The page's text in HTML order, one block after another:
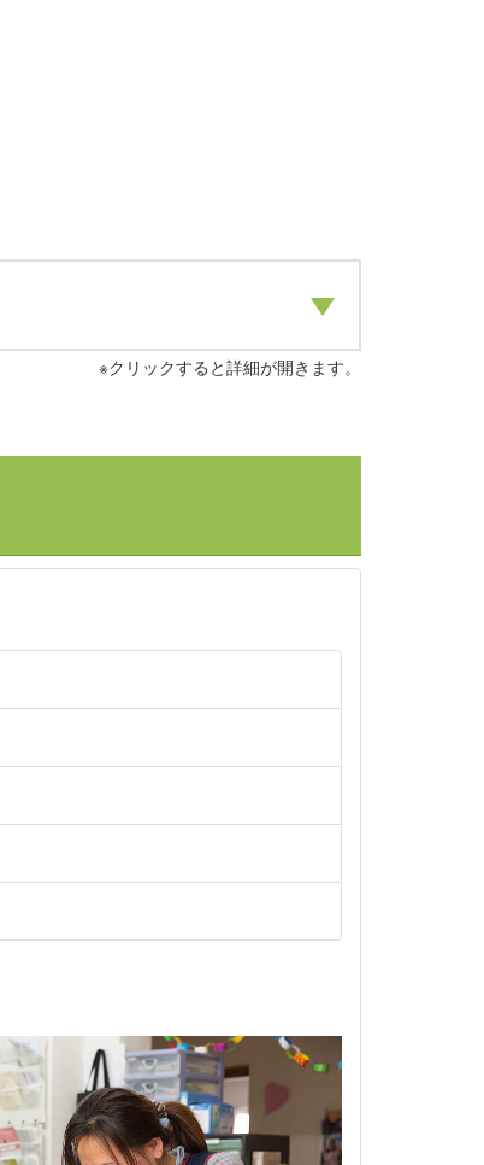
※クリックすると詳細が開きます。